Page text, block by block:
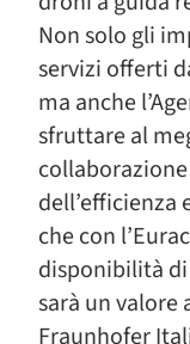
Non solo gli
servizi offerti
ma anche
sfruttare al
dell’efficienza
che con
disponibilità
sarà un
Fraunhofer